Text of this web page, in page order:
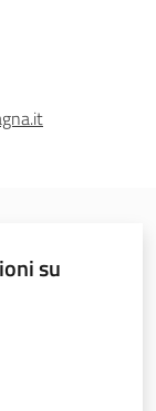
su